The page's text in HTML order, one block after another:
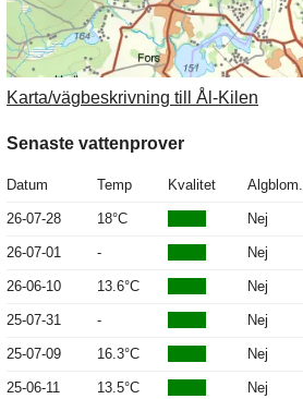
Karta/vägbeskrivning till Ål-Kilen
Senaste vattenprover
Datum Temp Kvalitet Algblom.
26-07-28 18°C Nej
26-07-01 - Nej
26-06-10 13.6°C Nej
25-07-31 - Nej
25-07-09 16.3°C Nej
25-06-11 13.5°C Nej